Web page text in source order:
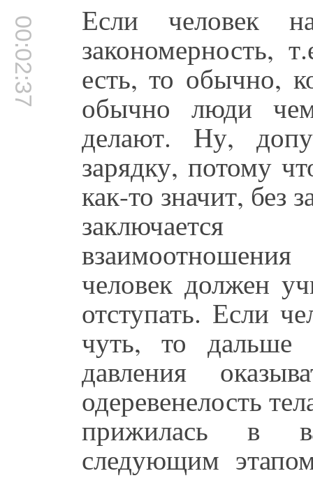
00:02:37 Если человек
закономерность,
есть, то обычно,
обычно люди
делают. Ну,
зарядку, потому
как-то значит, без
человек должен
отступать. Если
чуть, то дальше
давления
одеревенелость
прижилась в
следующим